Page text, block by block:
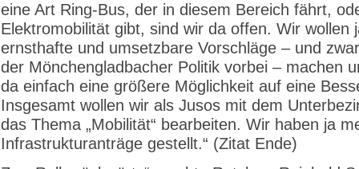
eine Art Ring-Bus, der in diesem Bereich fährt,
Elektromobilität gibt, sind wir da offen. Wir wollen
ernsthafte und umsetzbare Vorschläge – und
der Mönchengladbacher Politik vorbei – machen
da einfach eine größere Möglichkeit auf eine
Insgesamt wollen wir als Jusos mit dem
das Thema „Mobilität“ bearbeiten. Wir haben ja
Infrastrukturanträge gestellt.“ (Zitat Ende)